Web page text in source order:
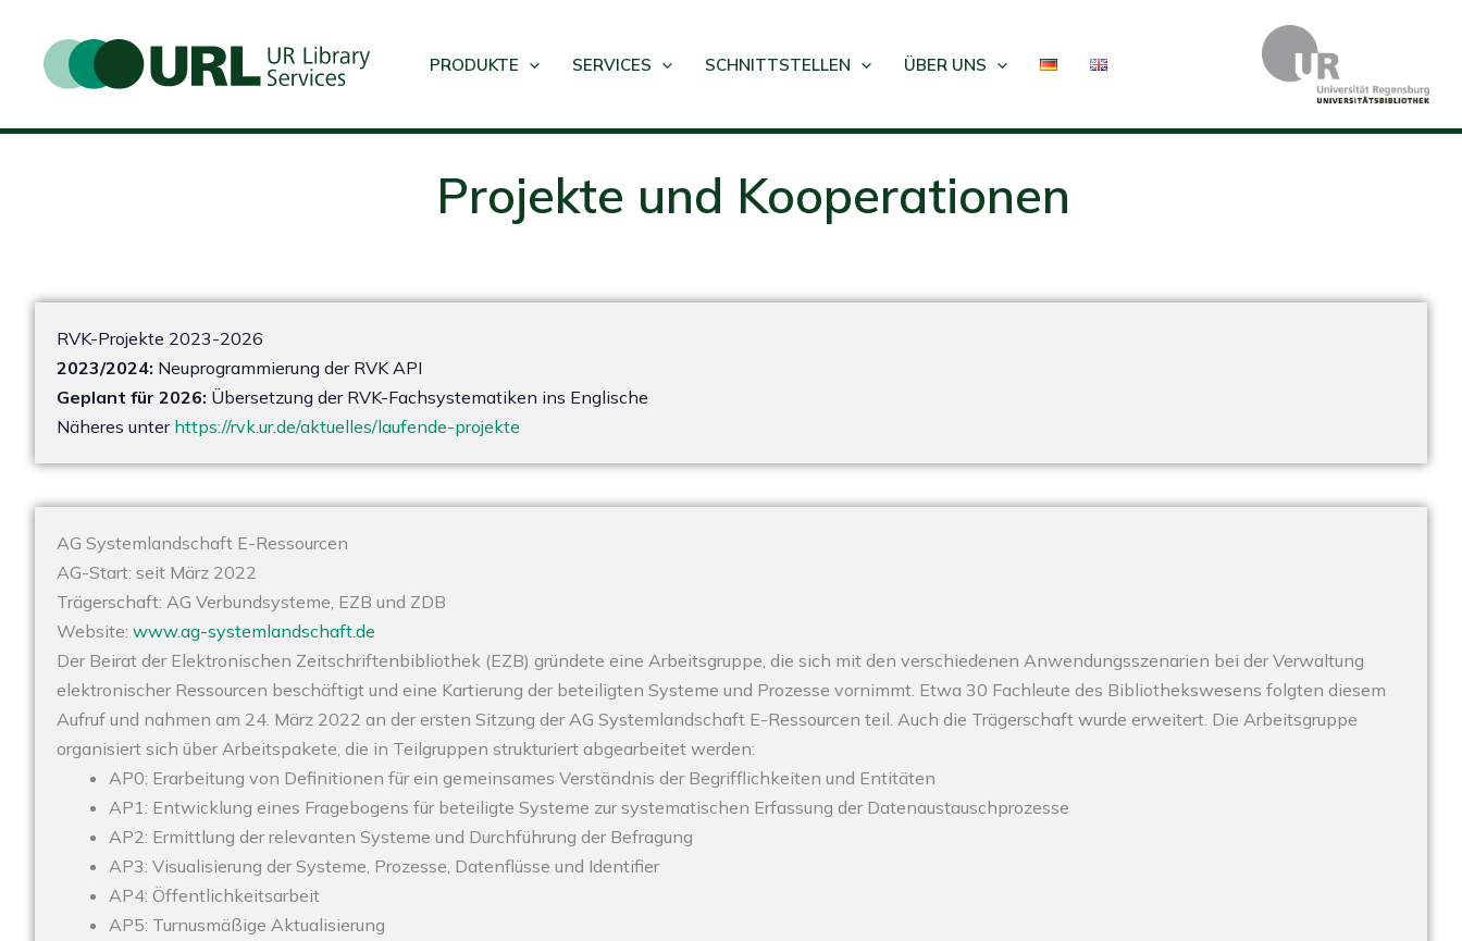
springen
PRODUKTE SERVICES SCHNITTSTELLEN ÜBER UNS
Projekte und Kooperationen
RVK-Projekte 2023-2026
2023/2024: Neuprogrammierung der RVK API
Geplant für 2026: Übersetzung der RVK-Fachsystematiken ins Englische
Näheres unter https://rvk.ur.de/aktuelles/laufende-projekte
AG Systemlandschaft E-Ressourcen
AG-Start: seit März 2022
Trägerschaft: AG Verbundsysteme, EZB und ZDB
Website: www.ag-systemlandschaft.de
Der Beirat der Elektronischen Zeitschriftenbibliothek (EZB) gründete eine Arbeitsgruppe, die sich mit den verschiedenen Anwendungsszenarien bei der Verwaltung
elektronischer Ressourcen beschäftigt und eine Kartierung der beteiligten Systeme und Prozesse vornimmt. Etwa 30 Fachleute des Bibliothekswesens folgten diesem
Aufruf und nahmen am 24. März 2022 an der ersten Sitzung der AG Systemlandschaft E-Ressourcen teil. Auch die Trägerschaft wurde erweitert. Die Arbeitsgruppe
organisiert sich über Arbeitspakete, die in Teilgruppen strukturiert abgearbeitet werden:
AP0: Erarbeitung von Definitionen für ein gemeinsames Verständnis der Begrifflichkeiten und Entitäten
AP1: Entwicklung eines Fragebogens für beteiligte Systeme zur systematischen Erfassung der Datenaustauschprozesse
AP2: Ermittlung der relevanten Systeme und Durchführung der Befragung
AP3: Visualisierung der Systeme, Prozesse, Datenflüsse und Identifier
AP4: Öffentlichkeitsarbeit
AP5: Turnusmäßige Aktualisierung